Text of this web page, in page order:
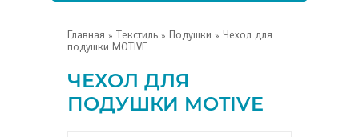
Главная » Текстиль » Подушки » Чехол для
подушки MOTIVE
ЧЕХОЛ ДЛЯ
ПОДУШКИ MOTIVE